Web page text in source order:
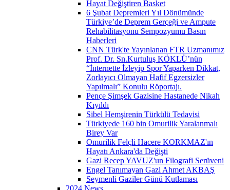
Hayat Değiştiren Basket
6 Şubat Depremleri Yıl Dönümünde
Türkiye’de Deprem Gerçeği ve Ampute
Rehabilitasyonu Sempozyumu Basın
Haberleri
CNN Türk'te Yayınlanan FTR Uzmanımız
Prof. Dr. Sn.Kurtuluş KÖKLÜ’nün
“İnternette İzleyip Spor Yaparken Dikkat,
Zorlayıcı Olmayan Hafif Egzersizler
Yapılmalı” Konulu Röportajı.
Pençe Şimşek Gazisine Hastanede Nikah
Kıyıldı
Sibel Hemşirenin Türkülü Tedavisi
Türkiyede 160 bin Omurilik Yaralanmalı
Birey Var
Omurilik Felçli Hacere KORKMAZ'ın
Hayatı Ankara'da Değişti
Gazi Recep YAVUZ'un Filografi Serüveni
Engel Tanımayan Gazi Ahmet AKBAŞ
Seymenli Gaziler Günü Kutlaması
2024 News